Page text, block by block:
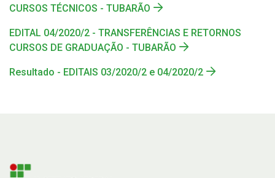
CURSOS TÉCNICOS - TUBARÃO
EDITAL 04/2020/2 - TRANSFERÊNCIAS E RETORNOS
CURSOS DE GRADUAÇÃO - TUBARÃO
Resultado - EDITAIS 03/2020/2 e 04/2020/2